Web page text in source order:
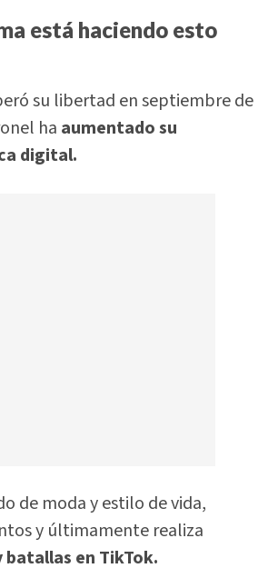
está haciendo esto
su libertad en septiembre de
ha aumentado su
digital.
de moda y estilo de vida,
y últimamente realiza
en TikTok.